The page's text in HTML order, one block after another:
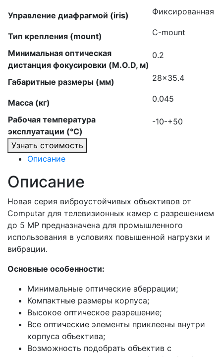
Управление диафрагмой (iris) Фиксированная
Тип крепления (mount) C-mount
Минимальная оптическая
дистанция фокусировки (M.O.D, м)
0.2
Габаритные размеры (мм) 28×35.4
Масса (кг) 0.045
Рабочая температура
эксплуатации (°C)
-10-+50
Узнать стоимость
Описание
Описание
Новая серия виброустойчивых объективов от
Computar для телевизионных камер с разрешением
до 5 MP предназначена для промышленного
использования в условиях повышенной нагрузки и
вибрации.
Основные особенности:
Минимальные оптические аберрации;
Компактные размеры корпуса;
Высокое оптическое разрешение;
Все оптические элементы приклеены внутри
корпуса объектива;
Возможность подобрать объектив с